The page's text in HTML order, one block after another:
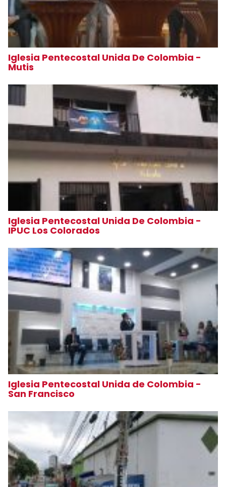
Iglesia Pentecostal Unida De Colombia -
Mutis
Iglesia Pentecostal Unida De Colombia -
IPUC Los Colorados
Iglesia Pentecostal Unida de Colombia -
San Francisco